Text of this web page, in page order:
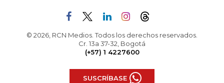
© 2026, RCN Medios. Todos los derechos reservados.
Cr. 13a 37-32, Bogotá
(+57) 1 4227600
SUSCRÍBASE